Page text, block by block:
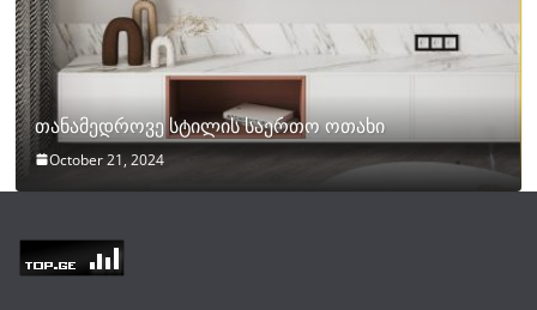
თანამედროვე სტილის საერთო ოთახი
October 21, 2024